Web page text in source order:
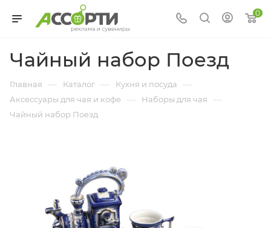
0
Чайный набор Поезд
Главная — Каталог — Кухня и посуда —
Аксессуары для чая и кофе — Наборы для чая —
Чайный набор Поезд